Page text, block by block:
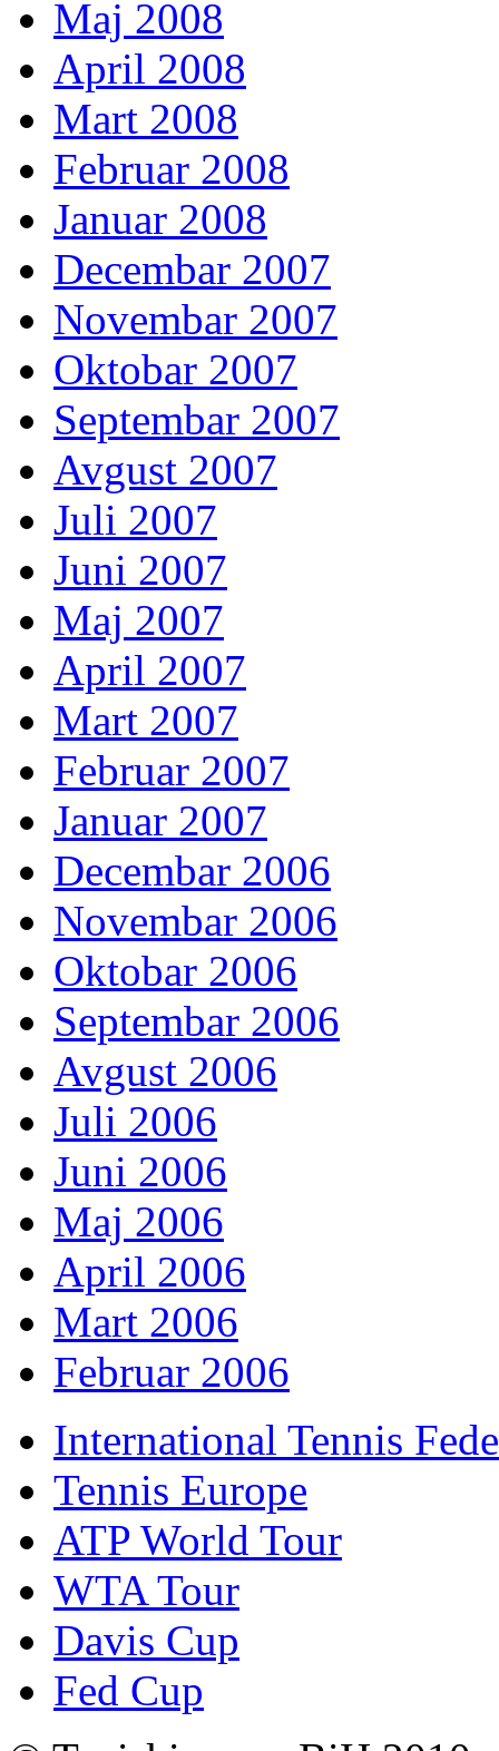
Maj 2008
April 2008
Mart 2008
Februar 2008
Januar 2008
Decembar 2007
Novembar 2007
Oktobar 2007
Septembar 2007
Avgust 2007
Juli 2007
Juni 2007
Maj 2007
April 2007
Mart 2007
Februar 2007
Januar 2007
Decembar 2006
Novembar 2006
Oktobar 2006
Septembar 2006
Avgust 2006
Juli 2006
Juni 2006
Maj 2006
April 2006
Mart 2006
Februar 2006
International Tennis
Tennis Europe
ATP World Tour
WTA Tour
Davis Cup
Fed Cup